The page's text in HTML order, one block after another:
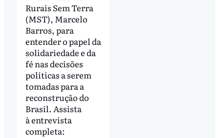
Rurais Sem Terra
(MST), Marcelo
Barros, para
entender o papel da
solidariedade e da
fé nas decisões
políticas a serem
tomadas para a
reconstrução do
Brasil. Assista
à entrevista
completa: